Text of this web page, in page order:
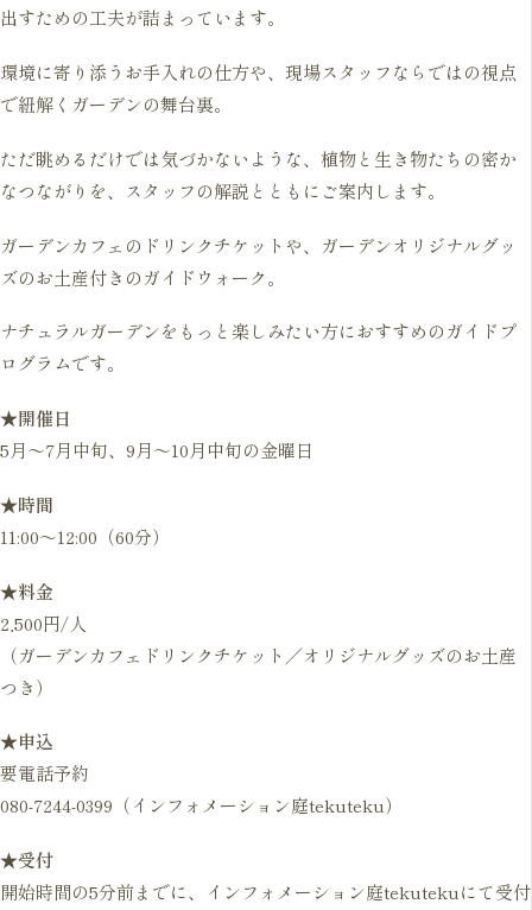
出すための工夫が詰まっています。
環境に寄り添うお手入れの仕方や、現場スタッフならではの視点
で紐解くガーデンの舞台裏。
ただ眺めるだけでは気づかないような、植物と生き物たちの密か
なつながりを、スタッフの解説とともにご案内します。
ガーデンカフェのドリンクチケットや、ガーデンオリジナルグッ
ズのお土産付きのガイドウォーク。
ナチュラルガーデンをもっと楽しみたい方におすすめのガイドプ
ログラムです。
★開催日
5月〜7月中旬、9月～10月中旬の金曜日
★時間
11:00〜12:00（60分）
★料金
2,500円/人
（ガーデンカフェドリンクチケット／オリジナルグッズのお土産
つき）
★申込
要電話予約
080-7244-0399（インフォメーション庭tekuteku）
★受付
開始時間の5分前までに、インフォメーション庭tekutekuにて受付